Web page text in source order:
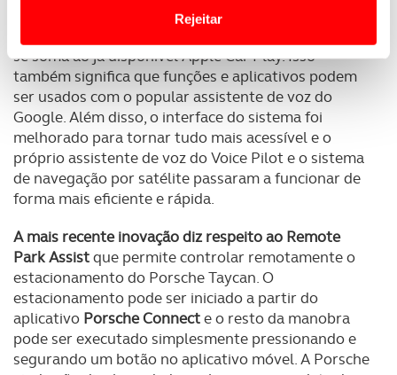
personalizar conteúdos e anúncios, para lhe proporcionar
funcionalidades de redes sociais, bem como para
analisar dados de navegação no nosso website.
Adicionalmente partilhamos informação, relativa à sua
utilização do nosso site de publicidade e de análise, com
parceiros e organizações na UE e em países terceiros.
O ACP garantirá que as transferências internacionais de
dados pessoais serão realizadas apenas com o seu
consentimento e quando tal se afigure estritamente
necessário no contexto dos serviços a prestar.
Realçamos que o bloqueio de certo tipo de Cookies e
tecnologias similares pode ter impacto na sua
Rejeitar
na sua sexta geração do sistema
se soma ao já disponível Apple Car Play. Isso
também significa que funções e aplicativos podem
ser usados com o popular assistente de voz do
Google. Além disso, o interface do sistema foi
melhorado para tornar tudo mais acessível e o
próprio assistente de voz do Voice Pilot e o sistema
de navegação por satélite passaram a funcionar de
forma mais eficiente e rápida.
A mais recente inovação diz respeito ao Remote
Park Assistque permite controlar remotamente o
estacionamento do Porsche Taycan. O
estacionamento pode ser iniciado a partir do
aplicativo Porsche Connecte o resto da manobra
pode ser executado simplesmente pressionando e
segurando um botão no aplicativo móvel. A Porsche